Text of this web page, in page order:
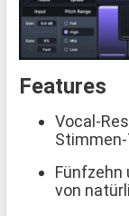
Features
Vocal-
Fünfzehn
von